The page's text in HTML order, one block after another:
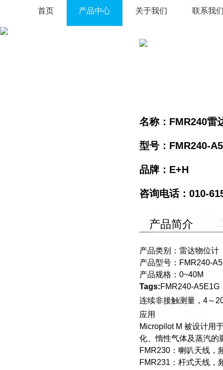
首页 产品中心 关于我们 联系我
名称：FMR240雷
型号：FMR240-
品牌：E+H
咨询电话：010-
产品简介
产品类别： 雷达物位计
产品型号： FMR240-
产品规格： 0~40M
Tags:FMR240-A5E1G
连续非接触测量，4～
应用
Micropilot M 被设计用
化、惰性气体及蒸汽的
FMR230：喇叭天线，
FMR231：杆式天线，